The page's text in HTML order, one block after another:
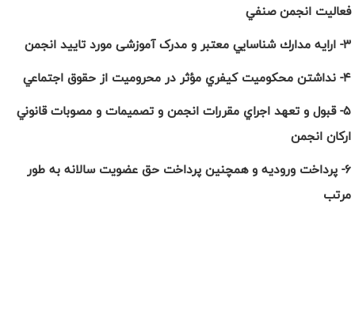
فعاليت انجمن صنفي
3- ارايه مدارك شناسايي معتبر و مدرک آموزشی مورد تایید انجمن
4- نداشتن محكوميت كيفري مؤثر در محروميت از حقوق اجتماعي
5- قبول و تعهد اجراي مقررات انجمن و تصميمات و مصوبات قانوني
اركان انجمن
6- پرداخت ورودیه و همچنين پرداخت حق عضويت سالانه به طور
مرتب